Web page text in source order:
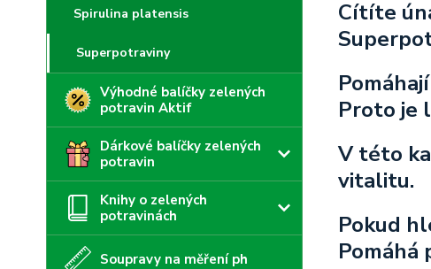
Spirulina platensis
Superpotraviny
Výhodné balíčky zelených
potravin Aktif
Dárkové balíčky zelených
potravin
Knihy o zelených
potravinách
Soupravy na měření ph
Cítíte
Proto je
V této
vitalitu.
Pokud